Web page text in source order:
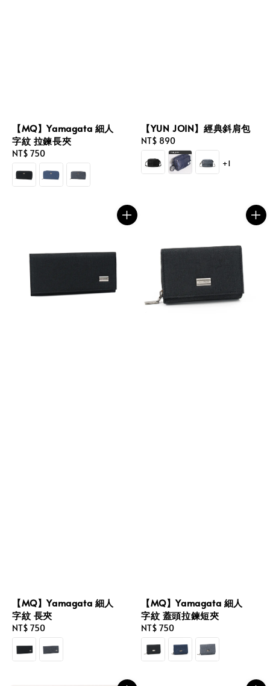
【MQ】Yamagata 細人
字紋 拉鍊長夾
Regular
price
NT$ 750
【YUN JOIN】經典斜肩包
Regular
price
NT$ 890
+1
【MQ】Yamagata 細人
字紋 長夾
Regular
price
NT$ 750
【MQ】Yamagata 細人
字紋 蓋頭拉鍊短夾
Regular
price
NT$ 750